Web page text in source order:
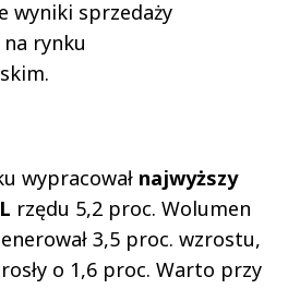
wyniki sprzedaży
rynku
wypracował najwyższy
rzędu 5,2 proc. Wolumen
3,5 proc. wzrostu,
o 1,6 proc. Warto przy